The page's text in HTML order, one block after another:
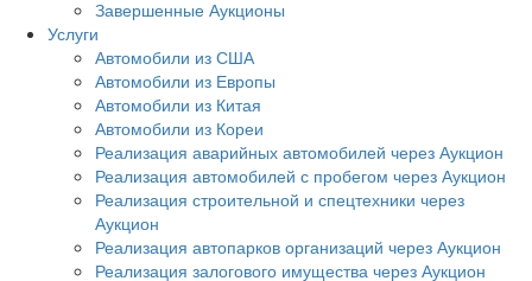
Завершенные Аукционы
Услуги
Автомобили из США
Автомобили из Европы
Автомобили из Китая
Автомобили из Кореи
Реализация аварийных автомобилей через Аукцион
Реализация автомобилей с пробегом через Аукцион
Реализация строительной и спецтехники через
Аукцион
Реализация автопарков организаций через Аукцион
Реализация залогового имущества через Аукцион